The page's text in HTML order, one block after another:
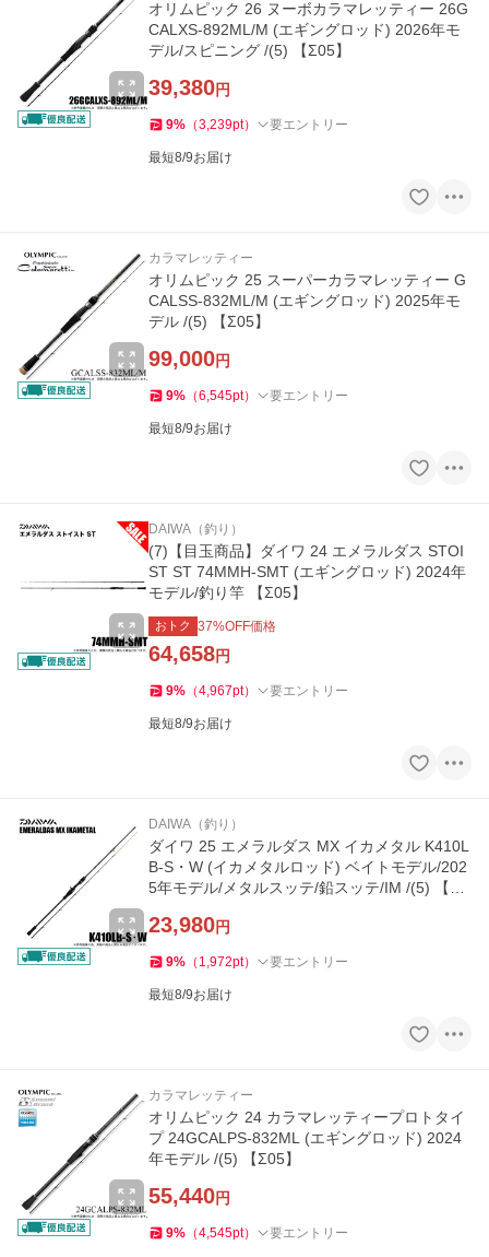
オリムピック 26 ヌーボカラマレッティー 26G
CALXS-892ML/M (エギングロッド) 2026年モ
デル/スピニング /(5) 【Σ05】
39,380円
9% （3,239pt） 要エントリー
最短8/9お届け
カラマレッティー
オリムピック 25 スーパーカラマレッティー G
CALSS-832ML/M (エギングロッド) 2025年モ
デル /(5) 【Σ05】
99,000円
9% （6,545pt） 要エントリー
最短8/9お届け
DAIWA（釣り）
(7)【目玉商品】ダイワ 24 エメラルダス STOI
ST ST 74MMH-SMT (エギングロッド) 2024年
モデル/釣り竿 【Σ05】
おトク 37%OFF価格
64,658円
9% （4,967pt） 要エントリー
最短8/9お届け
DAIWA（釣り）
ダイワ 25 エメラルダス MX イカメタル K410L
B-S・W (イカメタルロッド) ベイトモデル/202
5年モデル/メタルスッテ/鉛スッテ/IM /(5) 【Σ0
23,980円
9% （ 1,972pt） 要エントリー
最短8/9お届け
カラマレッティー
オリムピック 24 カラマレッティープロトタイ
プ 24GCALPS-832ML (エギングロッド) 2024
年モデル /(5) 【Σ05】
55,440円
9% （4,545pt） 要エントリー